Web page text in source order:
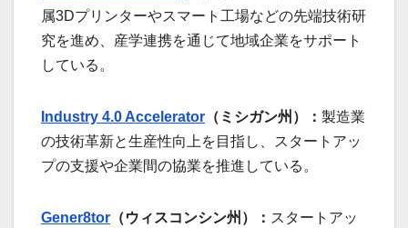
属3Dプリンターやスマート工場などの先端技術研
究を進め、産学連携を通じて地域企業をサポート
している。
Industry 4.0 Accelerator （ミシガン州）： 製造業
の技術革新と生産性向上を目指し、スタートアッ
プの支援や企業間の協業を推進している。
Gener8tor （ウィスコンシン州）： スタートアッ